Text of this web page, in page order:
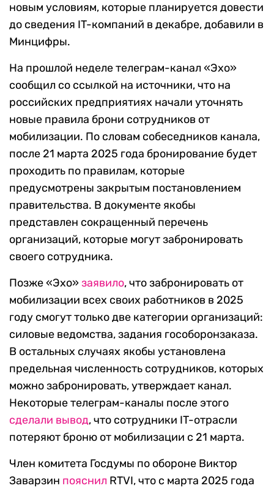
новым условиям, которые планируется довести
до сведения IT-компаний в декабре, добавили в
Минцифры.
На прошлой неделе телеграм-канал «Эхо»
сообщил со ссылкой на источники, что на
российских предприятиях начали уточнять
новые правила брони сотрудников от
мобилизации. По словам собеседников канала,
после 21 марта 2025 года бронирование будет
проходить по правилам, которые
предусмотрены закрытым постановлением
правительства. В документе якобы
представлен сокращенный перечень
организаций, которые могут забронировать
своего сотрудника.
Позже «Эхо»заявило, что забронировать от
мобилизации всех своих работников в 2025
году смогут только две категории организаций:
силовые ведомства, задания гособоронзаказа.
В остальных случаях якобы установлена
предельная численность сотрудников, которых
можно забронировать, утверждает канал.
Некоторые телеграм-каналы после этого
сделали вывод, что сотрудники IT-отрасли
потеряют броню от мобилизации с 21 марта.
Член комитета Госдумы по обороне Виктор
Заварзин пояснил RTVI, что с марта 2025 года